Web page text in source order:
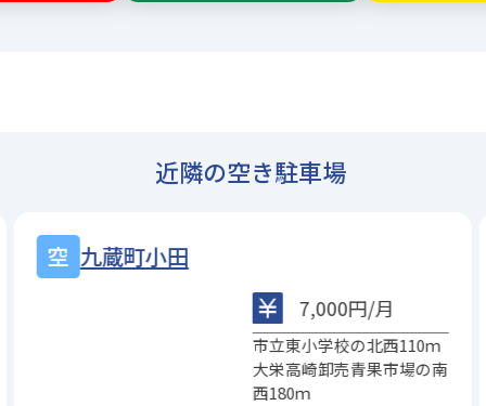
近隣の空き駐車場
九蔵町小田
7,000円/月
市立東小学校の北西110ｍ
大栄高崎卸売青果市場の南
西180ｍ